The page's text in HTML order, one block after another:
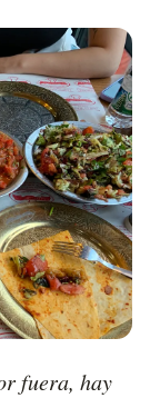
fuera, hay